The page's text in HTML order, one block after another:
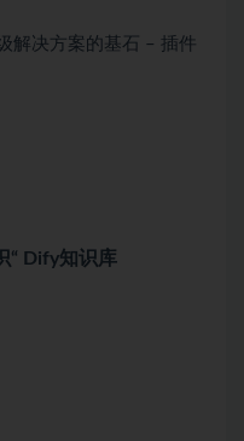
解决方案的基石 – 插件
“ Dify知识库